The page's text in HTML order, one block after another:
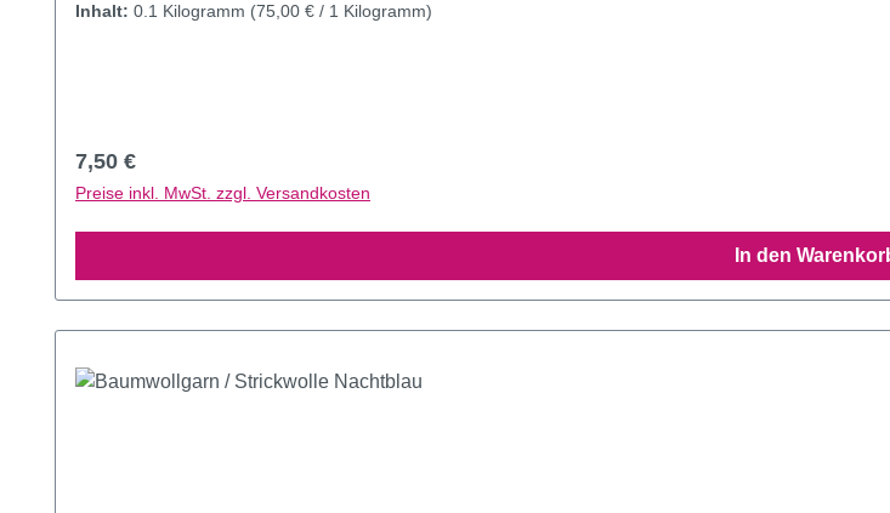
Inhalt: 0.1 Kilogramm (75,00 € / 1 Kilogramm)
Regulärer Preis:
7,50 €
Preise inkl. MwSt. zzgl. Versandkosten
In den